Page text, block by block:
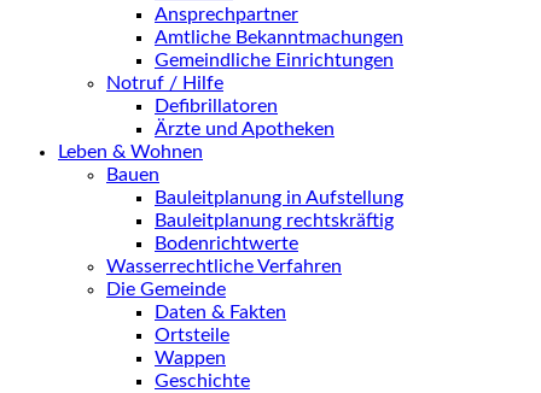
Ansprechpartner
Amtliche Bekanntmachungen
Gemeindliche Einrichtungen
Notruf / Hilfe
Defibrillatoren
Ärzte und Apotheken
Leben & Wohnen
Bauen
Bauleitplanung in Aufstellung
Bauleitplanung rechtskräftig
Bodenrichtwerte
Wasserrechtliche Verfahren
Die Gemeinde
Daten & Fakten
Ortsteile
Wappen
Geschichte